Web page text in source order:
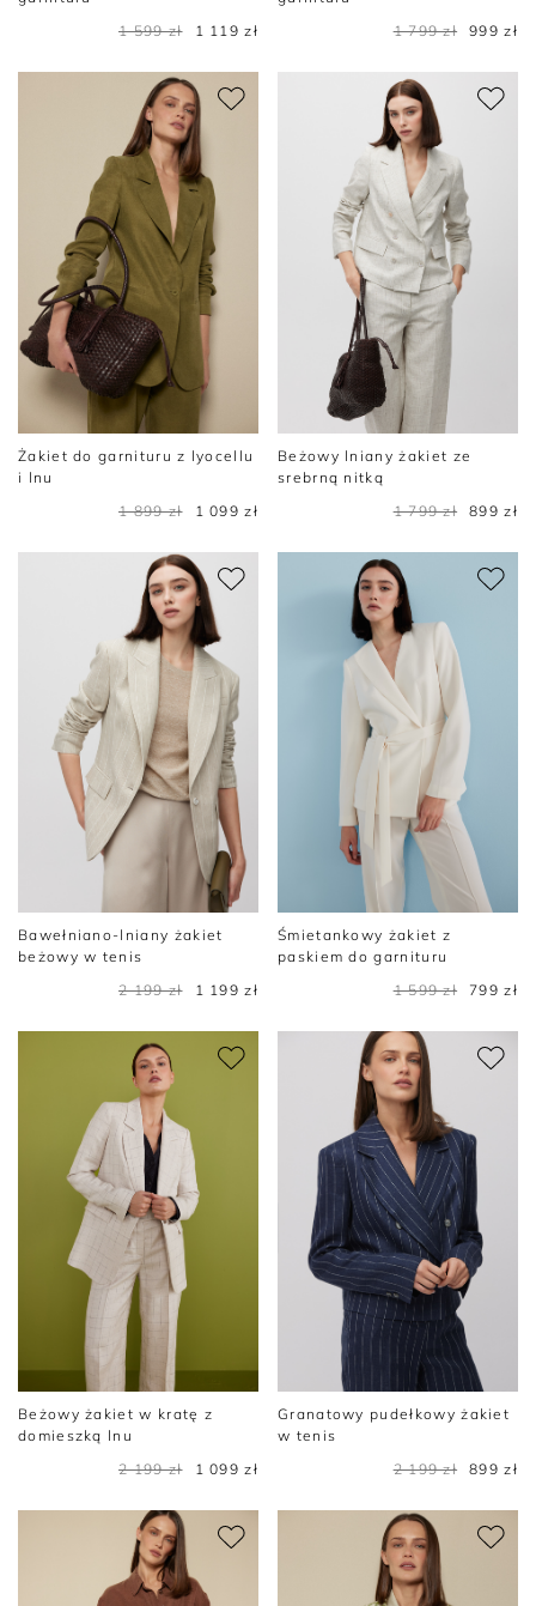
1 599 zł
1 119 zł
1 799 zł
999 zł
Żakiet do garnituru z lyocellu
i lnu
1 899 zł
1 099 zł
Beżowy lniany żakiet ze
srebrną nitką
1 799 zł
899 zł
Bawełniano-lniany żakiet
beżowy w tenis
2 199 zł
1 199 zł
Śmietankowy żakiet z
paskiem do garnituru
1 599 zł
799 zł
Beżowy żakiet w kratę z
domieszką lnu
2 199 zł
1 099 zł
Granatowy pudełkowy żakiet
w tenis
2 199 zł
899 zł